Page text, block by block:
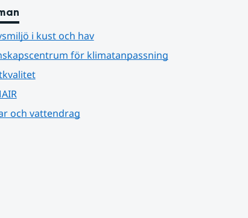
i kust och hav
för klimatanpassning
och vattendrag